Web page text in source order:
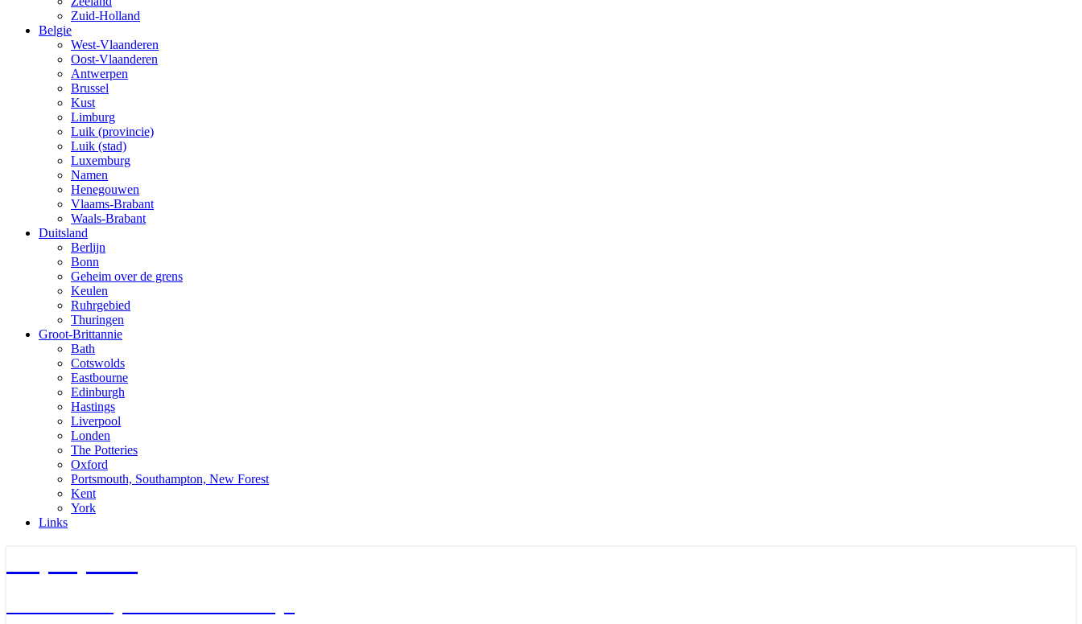
Zuid-Holland
Belgie
West-Vlaanderen
Oost-Vlaanderen
Antwerpen
Brussel
Kust
Limburg
Luik (provincie)
Luik (stad)
Luxemburg
Namen
Henegouwen
Vlaams-Brabant
Waals-Brabant
Duitsland
Berlijn
Bonn
Geheim over de grens
Keulen
Ruhrgebied
Thuringen
Groot-Brittannie
Bath
Cotswolds
Eastbourne
Edinburgh
Hastings
Liverpool
Londen
The Potteries
Oxford
Portsmouth, Southampton, New Forest
Kent
York
Links